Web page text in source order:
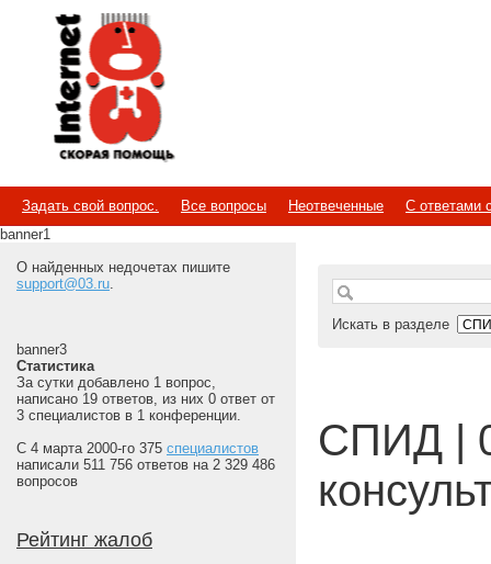
Internet
Скорая помощь
Задать свой вопрос. Все вопросы Неотвеченные
С ответами
banner1
О найденных недочетах пишите
support@03.ru.
banner3
Статистика
За сутки добавлено 1 вопрос,
написано 19 ответов, из них 0 ответ от
3 специалистов в 1 конференции.
С 4 марта 2000-го 375 специалистов
написали 511 756 ответов на 2 329 486
вопросов
Рейтинг жалоб
Искать в разделе
СПИД |